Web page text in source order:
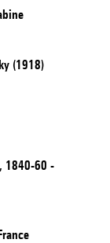
(1918)
1840-60 -